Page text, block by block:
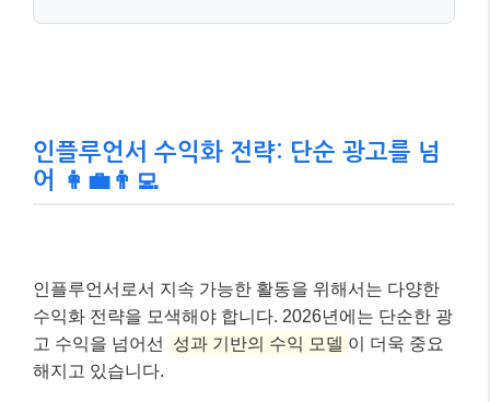
인플루언서 수익화 전략: 단순 광고를 넘
어 👩‍💼👨‍💻
인플루언서로서 지속 가능한 활동을 위해서는 다양한
수익화 전략을 모색해야 합니다. 2026년에는 단순한 광
고 수익을 넘어선
성과 기반의 수익 모델 이 더욱 중요
해지고 있습니다.